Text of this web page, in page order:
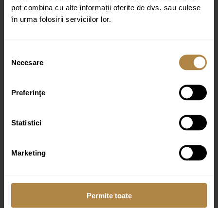
pot combina cu alte informații oferite de dvs. sau culese
în urma folosirii serviciilor lor.
consimțământului
Necesare
Preferinţe
Statistici
Marketing
Permite toate
Nume*